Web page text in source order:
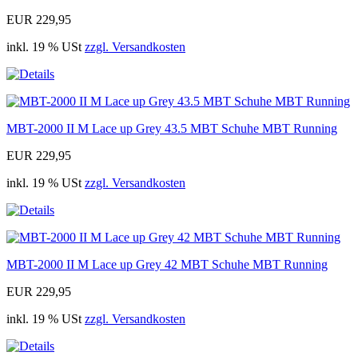
EUR 229,95
inkl. 19 % USt zzgl. Versandkosten
MBT-2000 II M Lace up Grey 43.5 MBT Schuhe MBT Running
EUR 229,95
inkl. 19 % USt zzgl. Versandkosten
MBT-2000 II M Lace up Grey 42 MBT Schuhe MBT Running
EUR 229,95
inkl. 19 % USt zzgl. Versandkosten